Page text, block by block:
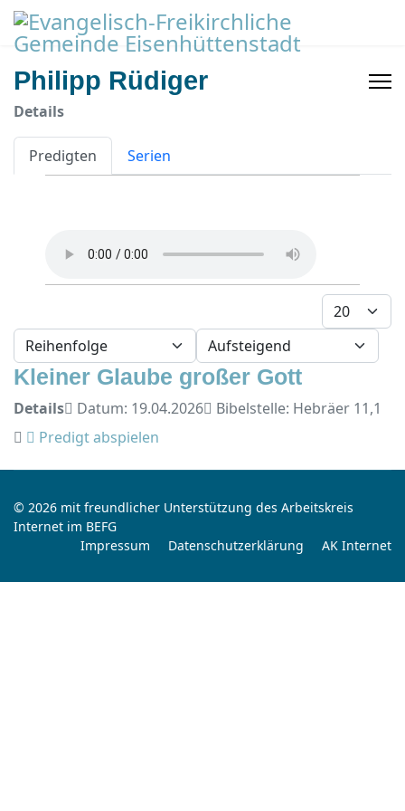
Philipp Rüdiger
Details
Predigten Serien
Anzeige #
- Sortierung wählen -
- Richtung wählen -
Kleiner Glaube großer Gott
Details Datum: 19.04.2026
Bibelstelle: Hebräer 11,1
Predigt abspielen
© 2026 mit freundlicher Unterstützung des Arbeitskreis
Internet im BEFG
Impressum
Datenschutzerklärung AK Internet